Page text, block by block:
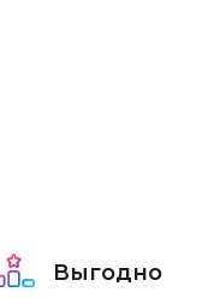
Выгодно